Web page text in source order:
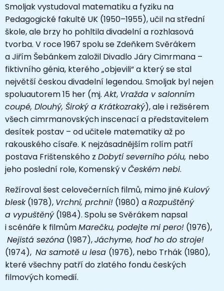
Smoljak vystudoval matematiku a fyziku na
Pedagogické fakultě UK (1950–1955), učil na střední
škole, ale brzy ho pohltila divadelní a rozhlasová
tvorba. V roce 1967 spolu se Zdeňkem Svěrákem
a Jiřím Šebánkem založil Divadlo Járy Cimrmana –
fiktivního génia, kterého „objevili“ a který se stal
největší českou divadelní legendou. Smoljak byl nejen
spoluautorem 15 her (mj. Akt, Vražda v salonním
coupé, Dlouhý, Široký a Krátkozraký), ale i režisérem
všech cimrmanovských inscenací a představitelem
desítek postav – od učitele matematiky až po
rakouského císaře. K nejzásadnějším rolím patří
postava Frištenského z Dobytí severního pólu, nebo
jeho poslední role, Komenský vČeském nebi.
Režíroval šest celovečerních filmů, mimo jinéKulový
blesk(1978), Vrchní, prchni! (1980) aRozpuštěný
a vypuštěný(1984). Spolu se Svěrákem napsal
i scénáře k filmůmMarečku, podejte mi pero! (1976),
Nejistá sezóna (1987),Jáchyme, hoď ho do stroje!
(1974), Na samotě u lesa (1976), nebo Trhák (1980),
které všechny patří do zlatého fondu českých
filmových komedií.